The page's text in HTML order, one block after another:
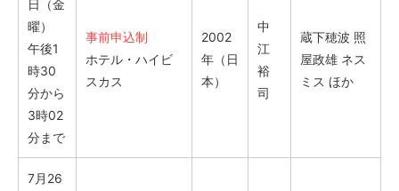
日（金
曜）
午後1
時30
分から
3時02
分まで
事前申込制
ホテル・ハイビ
スカス
2002
年（日
本）
中
江
裕
司
蔵下穂波 照
屋政雄 ネス
ミス ほか
7月26